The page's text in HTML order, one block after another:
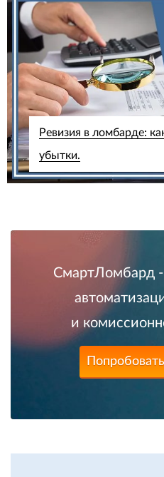
Ревизия в ломбарде:
убытки.
СмартЛомбард
и